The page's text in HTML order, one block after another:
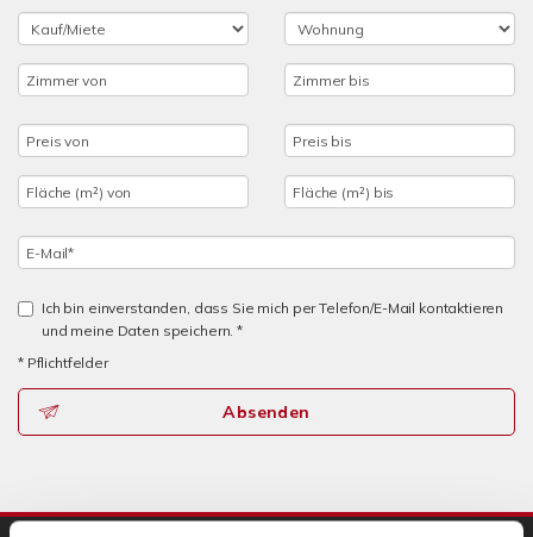
Ich bin einverstanden, dass Sie mich per Telefon/E-Mail kontaktieren
und meine Daten speichern. *
* Pflichtfelder
Absenden